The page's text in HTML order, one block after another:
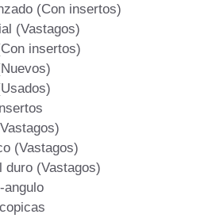
(Con insertos)
(Vastagos)
insertos)
(Vastagos)
duro (Vastagos)
angulo